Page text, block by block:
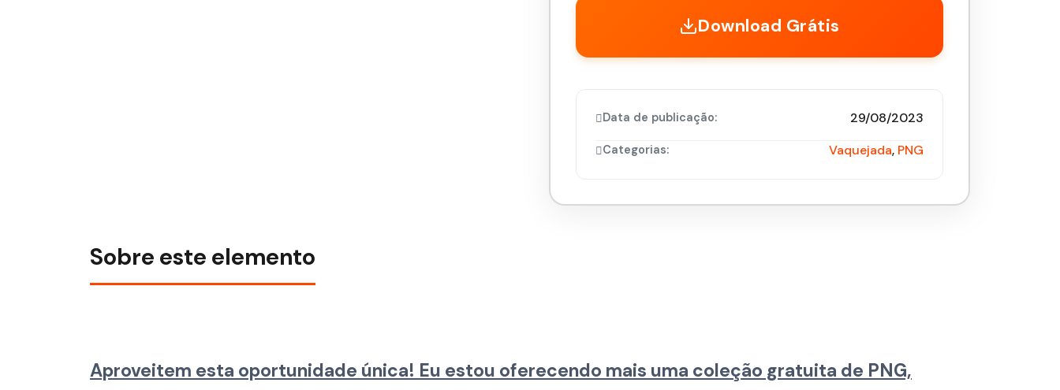
Download Grátis
Data de publicação: 29/08/2023
Categorias: Vaquejada, PNG
Sobre este elemento
Aproveitem esta oportunidade única! Eu estou oferecendo mais uma coleção gratuita de PNG,